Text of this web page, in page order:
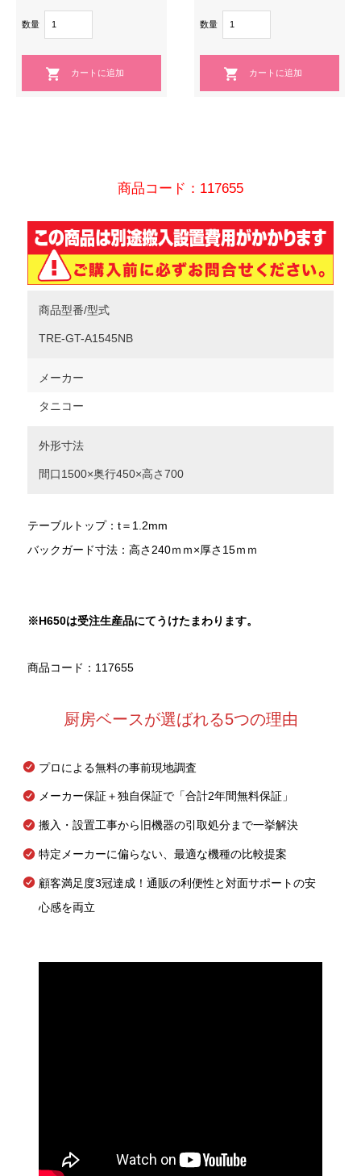
数量 数量
商品コード：117655
商品型番/型式
TRE-GT-A1545NB
メーカー
タニコー
外形寸法
間口1500×奥行450×高さ700
テーブルトップ：t＝1.2mm
バックガード寸法：高さ240ｍｍ×厚さ15ｍｍ
※H650は受注生産品にてうけたまわります。
商品コード：117655
厨房ベースが選ばれる5つの理由
プロによる無料の事前現地調査
メーカー保証＋独自保証で「合計2年間無料保証」
搬入・設置工事から旧機器の引取処分まで一挙解決
特定メーカーに偏らない、最適な機種の比較提案
顧客満足度3冠達成！通販の利便性と対面サポートの安
心感を両立